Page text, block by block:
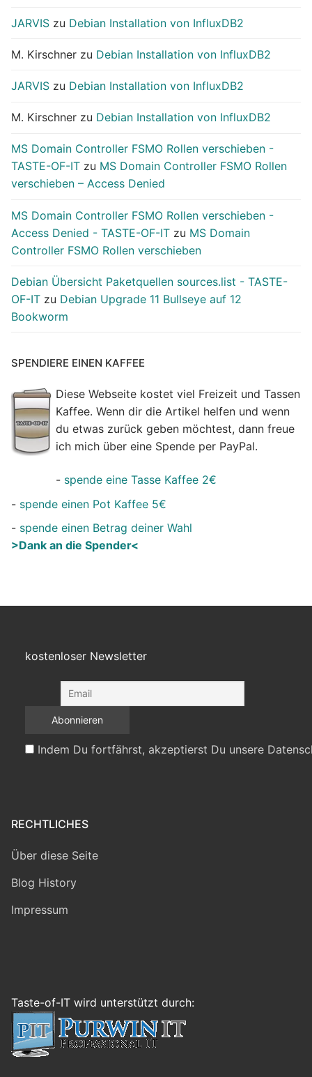
JARVIS zu Debian Installation von InfluxDB2
M. Kirschner zu Debian Installation von InfluxDB2
JARVIS zu Debian Installation von InfluxDB2
M. Kirschner zu Debian Installation von InfluxDB2
MS Domain Controller FSMO Rollen verschieben -
TASTE-OF-IT zu MS Domain Controller FSMO Rollen
verschieben – Access Denied
MS Domain Controller FSMO Rollen verschieben -
Access Denied - TASTE-OF-IT zu MS Domain
Controller FSMO Rollen verschieben
Debian Übersicht Paketquellen sources.list - TASTE-
OF-IT zu Debian Upgrade 11 Bullseye auf 12
Bookworm
SPENDIERE EINEN KAFFEE
Diese Webseite kostet viel Freizeit und Tassen
Kaffee. Wenn dir die Artikel helfen und wenn
du etwas zurück geben möchtest, dann freue
ich mich über eine Spende per PayPal.
- spende eine Tasse Kaffee 2€
- spende einen Pot Kaffee 5€
- spende einen Betrag deiner Wahl
>Dank an die Spender<
kostenloser Newsletter
Indem Du fortfährst, akzeptierst Du unsere
RECHTLICHES
Über diese Seite
Blog History
Impressum
Taste-of-IT wird unterstützt durch: